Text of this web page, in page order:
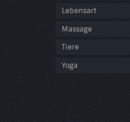
Lebensart
Massage
Tiere
Yoga